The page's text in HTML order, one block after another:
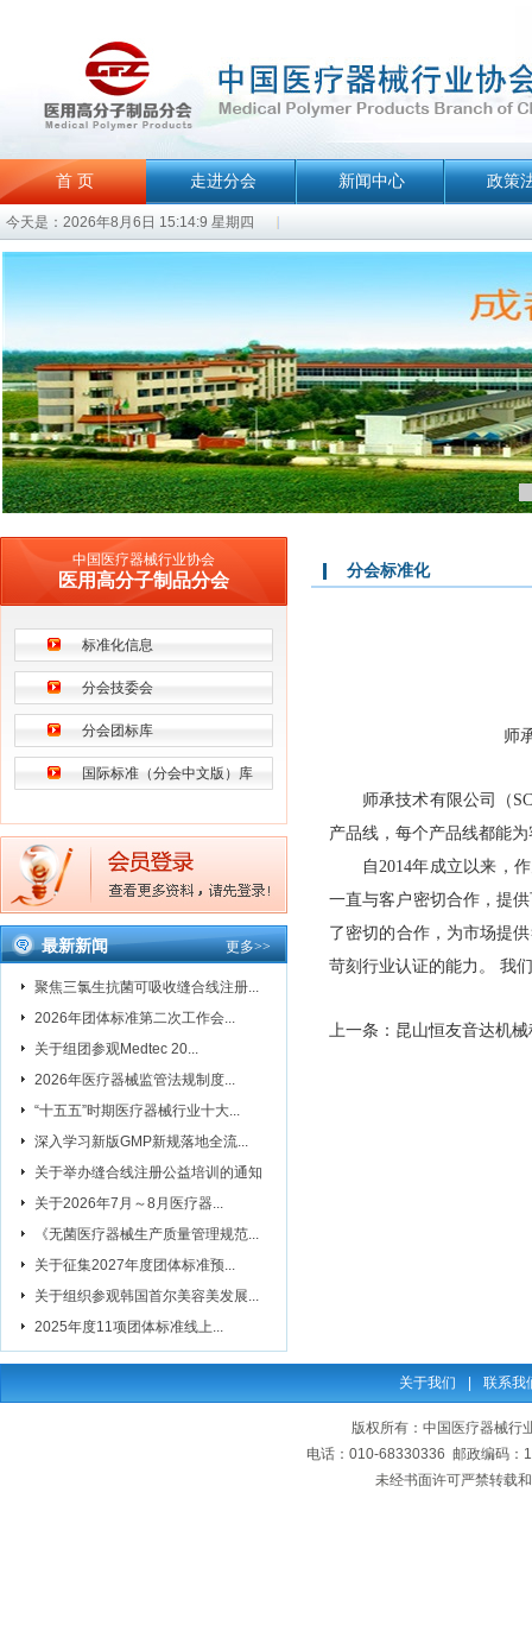
首 页
今天是：2026年8月6日 15:14:9 星期四
走进分会 新闻中心 政策
中国医疗器械行业协会
医用高分子制品分会
标准化信息
分会技委会
分会团标库
国际标准（分会中文版）库
最新新闻 更多>>
聚焦三氯生抗菌可吸收缝合线注册...
2026年团体标准第二次工作会...
关于组团参观Medtec 20...
2026年医疗器械监管法规制度...
“十五五”时期医疗器械行业十大...
深入学习新版GMP新规落地全流...
关于举办缝合线注册公益培训的通知
关于2026年7月～8月医疗器...
《无菌医疗器械生产质量管理规范...
关于征集2027年度团体标准预...
关于组织参观韩国首尔美容美发展...
2025年度11项团体标准线上...
分会标准化
师
师承技术有限公司（
产品线，每个产品线都能
自2014年成立以来，
一直与客户密切合作，提
了密切的合作，为市场提
苛刻行业认证的能力。 我
上一条： 昆山恒友音达机
关于我们 联系我
版权所有：中国医疗器械行
电话：010-68330336 邮政编码：
未经书面许可严禁转载